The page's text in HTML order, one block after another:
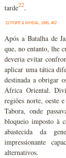
tarde22.
22 POPE & WHEAL, 1995, 462
Após a Batalha de
que, no entanto, lhe
deveria evitar
aplicar uma tática
destinada a obrigar
África Oriental.
regiões norte, oeste
Tabora, onde
bloqueio imposto à
abastecida da
impressionante
alternativos.